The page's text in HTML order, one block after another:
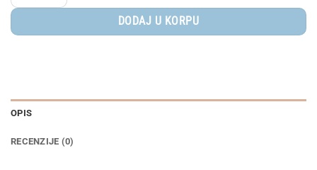
DODAJ U KORPU
OPIS
RECENZIJE (0)